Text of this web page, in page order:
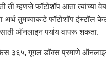
ती म्हणजे फॉटोशॉप आता त्यांच्या
अर्थ तुमच्याकडे फॉटोशॉप इंस्टॉल
ऑनलाइन पर्याय वापरू शकता.
३६५, गूगल डॉक्स प्रमाणे